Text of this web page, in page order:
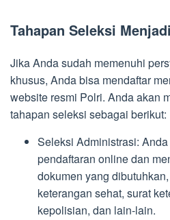
Tahapan Seleksi
Jika Anda sudah memenuhi
khusus, Anda bisa mendaftar
website resmi Polri. Anda akan
tahapan seleksi sebagai berikut:
Seleksi Administrasi:
pendaftaran online dan
dokumen yang
keterangan sehat, surat
kepolisian, dan lain-lain.